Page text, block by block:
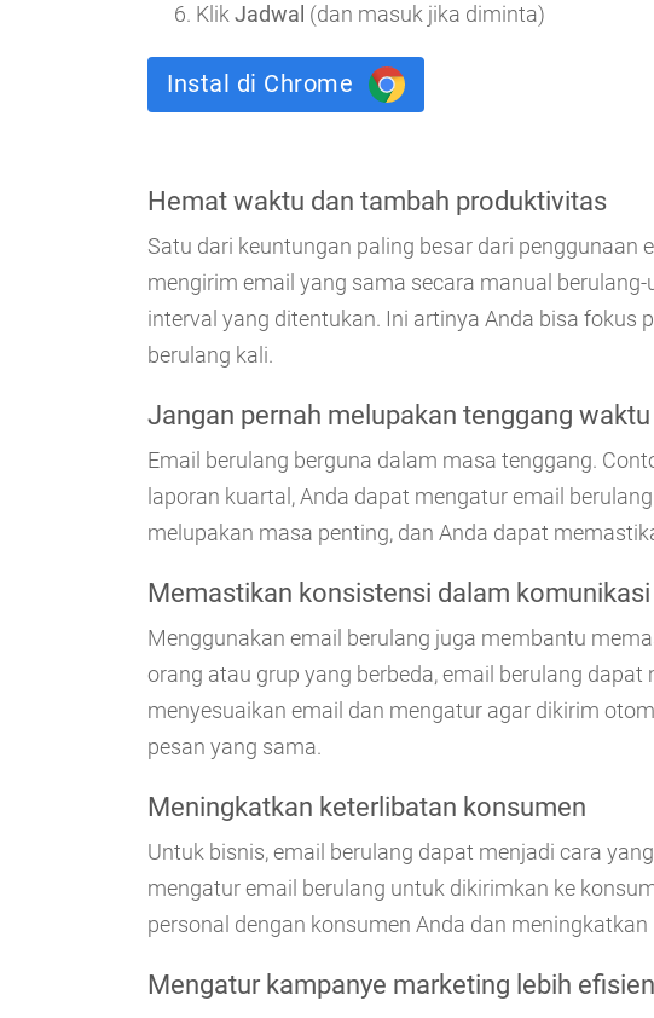
KlikJadwal (dan masuk jika diminta)
Instal di Chrome
Hemat waktu dan tambah produktivitas
Satu dari keuntungan paling besar dari
mengirim email yang sama secara manual
interval yang ditentukan. Ini artinya Anda bisa
berulang kali.
Jangan pernah melupakan tenggang
Email berulang berguna dalam masa tenggang.
laporan kuartal, Anda dapat mengatur email
melupakan masa penting, dan Anda dapat
Memastikan konsistensi dalam komunikasi
Menggunakan email berulang juga membantu
orang atau grup yang berbeda, email berulang
menyesuaikan email dan mengatur agar dikirim
pesan yang sama.
Meningkatkan keterlibatan konsumen
Untuk bisnis, email berulang dapat menjadi cara
mengatur email berulang untuk dikirimkan ke
personal dengan konsumen Anda dan
Mengatur kampanye marketing lebih efisien